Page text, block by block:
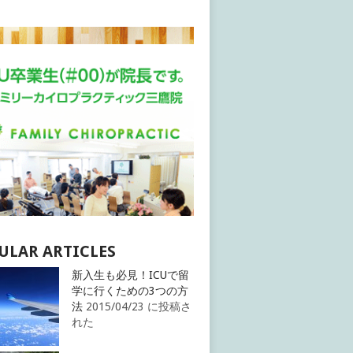
ARTICLES
新入生も必見！ICUで留
学に行くための3つの方
法 2015/04/23 に投稿さ
れた